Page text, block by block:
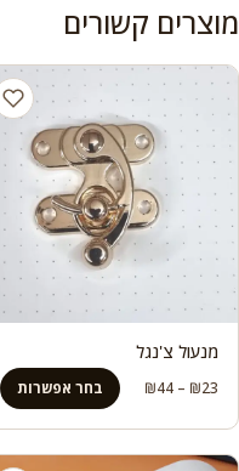
מוצרים קשורים
מנעול צ'נגל
₪23
–
₪44
מחירים:
עד
בחר אפשרות